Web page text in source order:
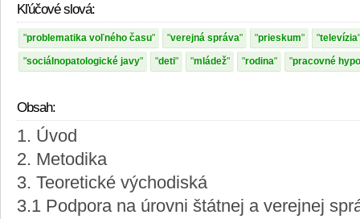
Kľúčové slová:
problematika voľného času verejná správa prieskum televízia
sociálnopatologické javy deti mládež rodina pracovné
Obsah:
1. Úvod
2. Metodika
3. Teoretické východiská
3.1 Podpora na úrovni štátnej a verejnej